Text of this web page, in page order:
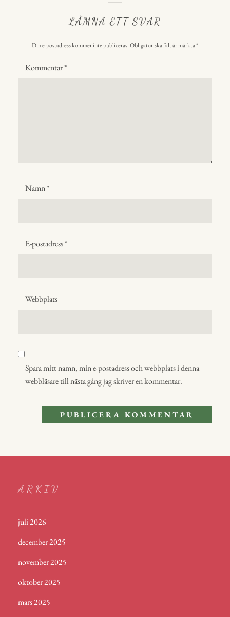
LÄMNA ETT SVAR
Din e-postadress kommer inte publiceras.Obligatoriska fält är märkta*
Kommentar*
Namn*
E-postadress*
Webbplats
Spara mitt namn, min e-postadress och webbplats i denna
webbläsare till nästa gång jag skriver en kommentar.
ARKIV
juli 2026
december 2025
november 2025
oktober 2025
mars 2025